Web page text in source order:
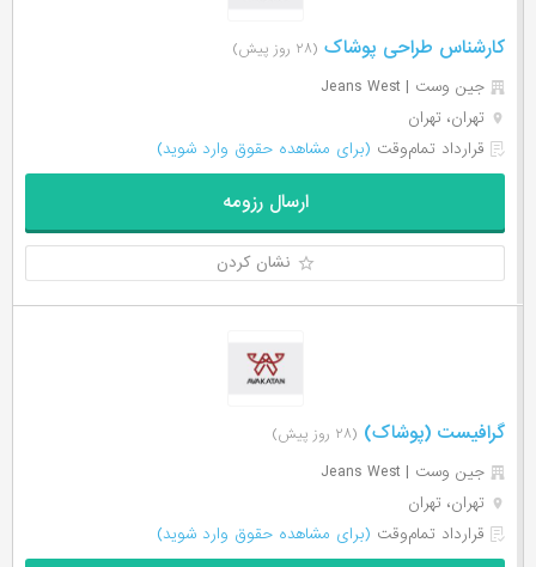
کارشناس طراحی پوشاک (۲۸ روز پیش)
جین وست | Jeans West
تهران، تهران
قرارداد تمام‌وقت (برای مشاهده حقوق وارد شوید)
ارسال رزومه
نشان کردن
گرافیست (پوشاک) (۲۸ روز پیش)
جین وست | Jeans West
تهران، تهران
قرارداد تمام‌وقت (برای مشاهده حقوق وارد شوید)